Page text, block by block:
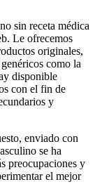
sin receta médica
Le ofrecemos
originales,
como la
disponible
con el fin de
y
enviado con
se ha
preocupaciones y
el mejor